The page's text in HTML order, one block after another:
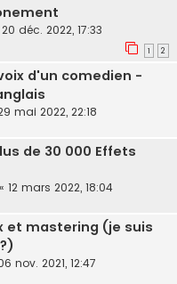
20 déc. 2022, 17:33
1 2
d'un comedien -
mai 2022, 22:18
de 30 000 Effets
« 12 mars 2022, 18:04
et mastering (je suis
nov. 2021, 12:47